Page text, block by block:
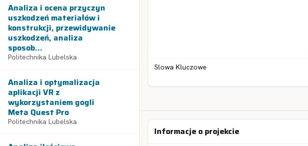
Analiza i ocena przyczyn
uszkodzeń materiałów i
konstrukcji, przewidywanie
uszkodzeń, analiza
sposob...
Politechnika Lubelska
Analiza i optymalizacja
aplikacji VR z
wykorzystaniem gogli
Meta Quest Pro
Politechnika Lubelska
Slowa Kluczowe
Informacje o projekcie